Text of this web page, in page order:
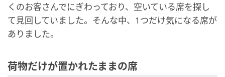
くのお客さんでにぎわっており、空いている席を探し
て見回していました。そんな中、1つだけ気になる席が
ありました。
荷物だけが置かれたままの席